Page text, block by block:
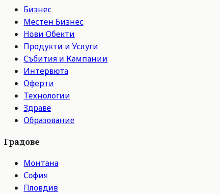
Бизнес
Местен Бизнес
Нови Обекти
Продукти и Услуги
Събития и Кампании
Интервюта
Оферти
Технологии
Здраве
Образование
Градове
Монтана
София
Пловдив